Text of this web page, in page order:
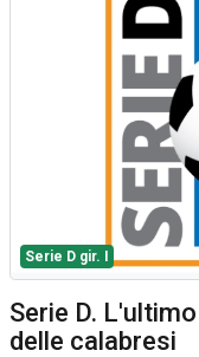
Serie D gir. I
Serie D.
delle calabresi